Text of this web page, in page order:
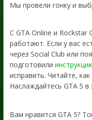
Мы провели гонку и
С GTA Online и Rockstar
работают. Если у вас
через Social Club или
подготовили
исправить. Читайте,
Наслаждайтесь GTA 5 в
Вам нравится GTA 5?